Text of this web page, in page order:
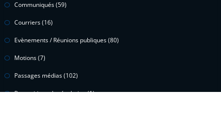
Communiqués(59)
Courriers(16)
Evènements / Réunions publiques(80)
Motions(7)
Passages médias(102)
Propositions de résolution(1)